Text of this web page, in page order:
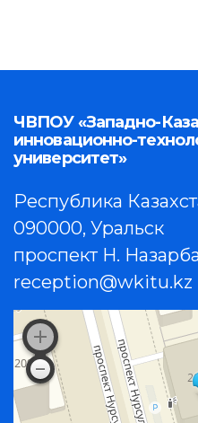
ЧВПОУ «Западно-
инновационно-
университет»
Республика
090000, Уральск
проспект Н.
reception@wkitu.kz